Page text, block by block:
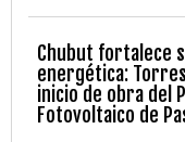
Chubut fortalece
energética:
inicio de obra del
Fotovoltaico de